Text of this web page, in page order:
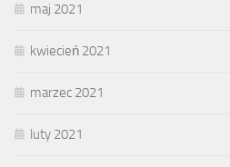
maj 2021
kwiecień 2021
marzec 2021
luty 2021